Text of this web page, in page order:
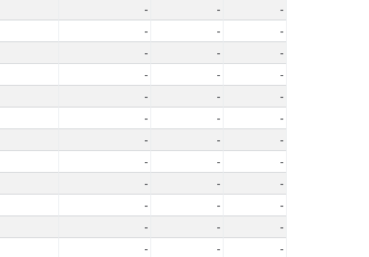
- -
-
- -
-
- -
-
- -
-
- -
-
- -
-
- -
-
- -
-
- -
-
- -
-
- -
-
- -
-